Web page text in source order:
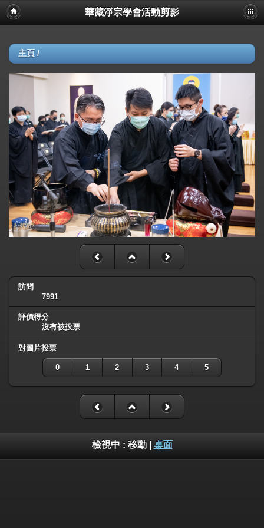
華藏淨宗學會活動剪影
主頁 /
訪問
7991
評價得分
沒有被投票
對圖片投票
0 1 2 3 4 5
檢視中 : 移動| 桌面